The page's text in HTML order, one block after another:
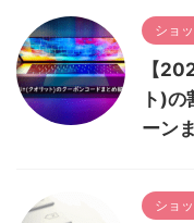
ショ
【
ト)
ーン
ショ